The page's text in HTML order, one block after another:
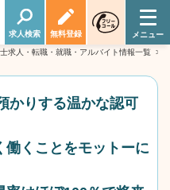
求人検索 無料登録
求人・転職・就職・アルバイト情報一覧 >
かりする温かな認可
くことをモットーに